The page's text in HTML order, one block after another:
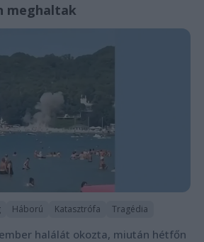
meghaltak
Háború Katasztrófa Tragédia
halálát okozta, miután hétfőn